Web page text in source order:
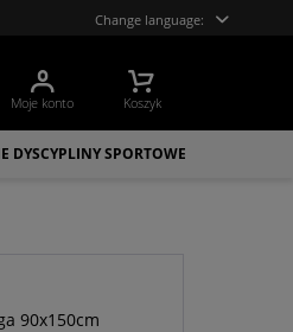
Change language:
Moje konto Koszyk
DYSCYPLINY SPORTOWE
90x150cm